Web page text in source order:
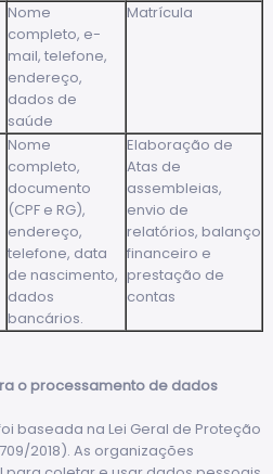
Nome
completo, e-
mail, telefone,
endereço,
dados de
saúde
Matrícula
Nome
completo,
documento
(CPF e RG),
endereço,
telefone, data
de nascimento,
dados
bancários.
Elaboração de
Atas de
assembleias,
envio de
relatórios, balanço
financeiro e
prestação de
contas
o processamento de dados
baseada na Lei Geral de Proteção
2018). As organizações